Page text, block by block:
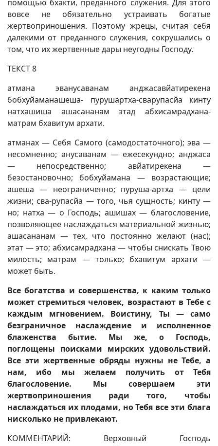
помощью бхакти, преданного служения. Для этого
вовсе не обязательно устраивать богатые
жертвоприношения. Поэтому жрецы, считая себя
далекими от преданного служения, сокрушались о
том, что их жертвенные дары неугодны Господу.
ТЕКСТ 8
атмана эванусаванам анджасавйатирекена
бобхуйаманашеша- пурушартха-сварупасйа кинту
натхашиша ашасананам этад абхисамрадхана-
матрам бхавитум архати.
атманах — Себя Самого (самодостаточного); эва —
несомненно; анусаванам — ежесекундно; анджаса
— непосредственно; авйатирекена —
безостановочно; бобхуйамана — возрастающие;
ашеша — неограниченно; пуруша-артха — цели
жизни; сва-рупасйа — того, чья сущность; кинту —
но; натха — о Господь; ашишах — благословение,
позволяющее наслаждаться материальной жизнью;
ашасананам — тех, что постоянно желают (нас);
этат — это; абхисамрадхана — чтобы снискать Твою
милость; матрам — только; бхавитум архати —
может быть.
Все богатства и совершенства, к каким только
может стремиться человек, возрастают в Тебе с
каждым мгновением. Воистину, Ты — само
безграничное наслаждение и исполненное
блаженства бытие. Мы же, о Господь,
поглощены поисками мирских удовольствий.
Все эти жертвенные обряды нужны не Тебе, а
нам, ибо мы желаем получить от Тебя
благословение. Мы совершаем эти
жертвоприношения ради того, чтобы
наслаждаться их плодами, но Тебя все эти блага
нисколько не привлекают.
КОММЕНТАРИЙ: Верховный Господь